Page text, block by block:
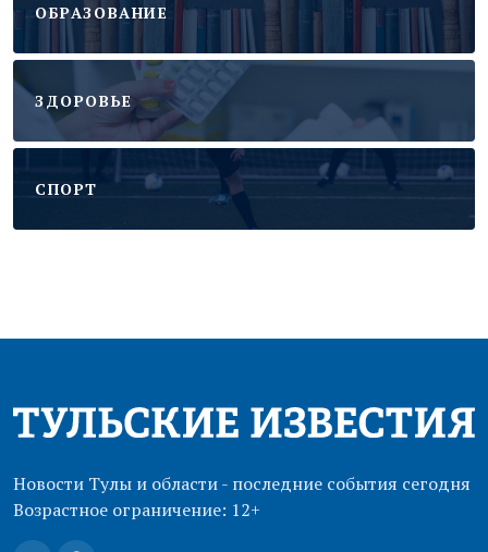
ОБРАЗОВАНИЕ
ЗДОРОВЬЕ
CПОРТ
Новости Тулы и области - последние события сегодня
Возрастное ограничение: 12+